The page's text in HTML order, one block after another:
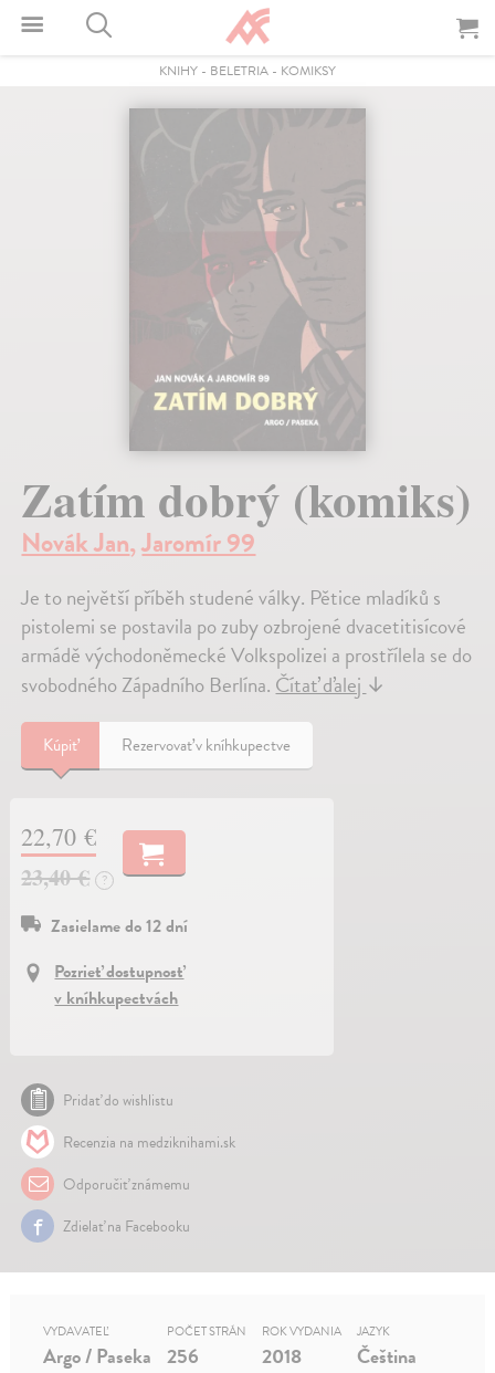
KNIHY - BELETRIA - KOMIKSY
Zatím dobrý (komiks)
Novák Jan,Jaromír 99
Je to největší příběh studené války. Pětice mladíků s
pistolemi se postavila po zuby ozbrojené dvacetitisícové
armádě východoněmecké Volkspolizei a prostřílela se do
svobodného Západního Berlína.Čítať ďalej↓
Kúpiť Rezervovať v kníhkupectve
22,70 €
23,40 €
?
Zasielame do 12 dní
Pozrieť dostupnosť
v kníhkupectvách
Pridať do wishlistu
Recenzia na medziknihami.sk
Odporučiť známemu
Zdielať na Facebooku
VYDAVATEĽ
Argo / Paseka
POČET STRÁN
256
ROK VYDANIA
2018
JAZYK
Čeština